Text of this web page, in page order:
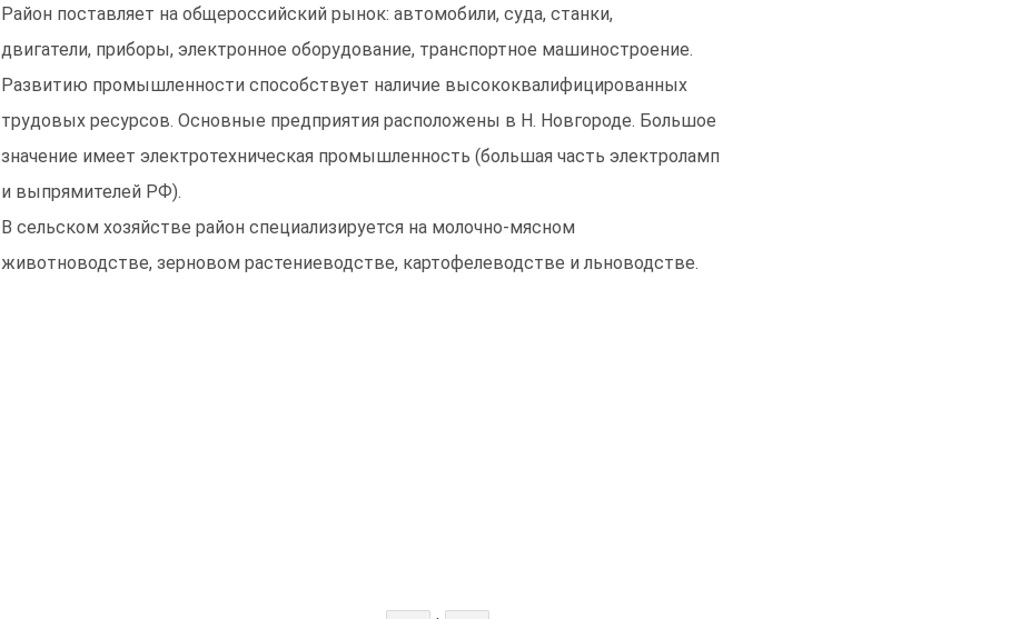
Район поставляет на общероссийский рынок: автомобили, суда, станки,
двигатели, приборы, электронное оборудование, транспортное машиностроение.
Развитию промышленности способствует наличие высококвалифицированных
трудовых ресурсов. Основные предприятия расположены в Н. Новгороде. Большое
значение имеет электротехническая промышленность (большая часть электроламп
и выпрямителей РФ).
В сельском хозяйстве район специализируется на молочно-мясном
животноводстве, зерновом растениеводстве, картофелеводстве и льноводстве.